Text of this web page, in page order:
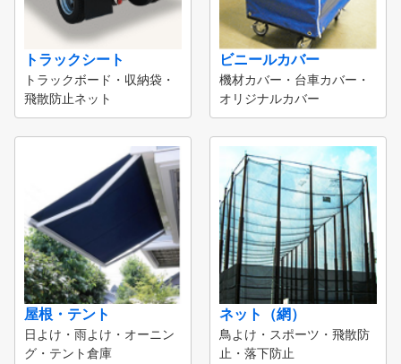
トラックシート
トラックボード・収納袋・
飛散防止ネット
ビニールカバー
機材カバー・台車カバー・
オリジナルカバー
屋根・テント
日よけ・雨よけ・オーニン
グ・テント倉庫
ネット（網）
鳥よけ・スポーツ・飛散防
止・落下防止